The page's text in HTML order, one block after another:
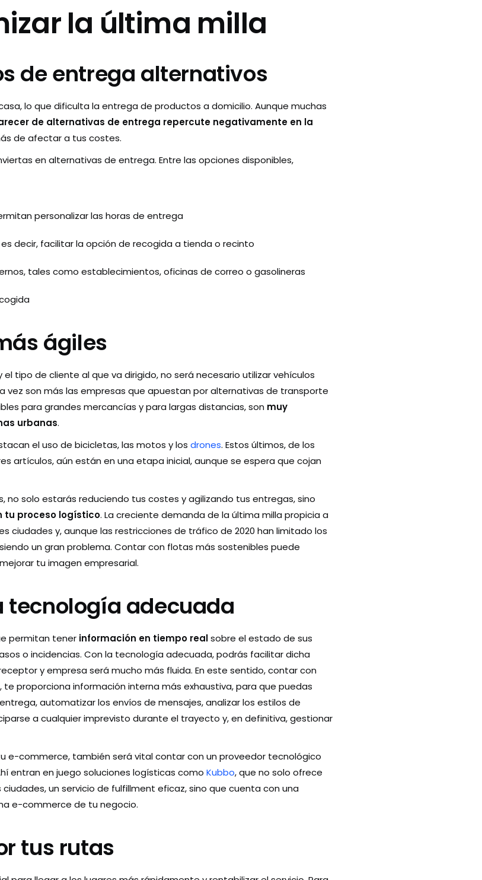
la última milla
de entrega alternativos
lo que dificulta la entrega de productos a domicilio. Aunque muchas
de alternativas de entrega repercute negativamente en la
de afectar a tus costes.
en alternativas de entrega. Entre las opciones disponibles,
personalizar las horas de entrega
es decir, facilitar la opción de recogida a tienda o recinto
tales como establecimientos, oficinas de correo o gasolineras
ágiles
tipo de cliente al que va dirigido, no será necesario utilizar vehículos
vez son más las empresas que apuestan por alternativas de transporte
para grandes mercancías y para largas distancias, son muy
urbanas.
el uso de bicicletas, las motos y los drones. Estos últimos, de los
artículos, aún están en una etapa inicial, aunque se espera que cojan
no solo estarás reduciendo tus costes y agilizando tus entregas, sino
tu proceso logístico. La creciente demanda de la última milla propicia a
ciudades y, aunque las restricciones de tráfico de 2020 han limitado los
un gran problema. Contar con flotas más sostenibles puede
tu imagen empresarial.
tecnología adecuada
permitan tener información en tiempo realsobre el estado de sus
o incidencias. Con la tecnología adecuada, podrás facilitar dicha
y empresa será mucho más fluida. En este sentido, contar con
, te proporciona información interna más exhaustiva, para que puedas
automatizar los envíos de mensajes, analizar los estilos de
a cualquier imprevisto durante el trayecto y, en definitiva, gestionar
e-commerce, también será vital contar con un proveedor tecnológico
entran en juego soluciones logísticas como Kubbo, que no solo ofrece
un servicio de fulfillment eficaz, sino que cuenta con una
e-commerce de tu negocio.
tus rutas